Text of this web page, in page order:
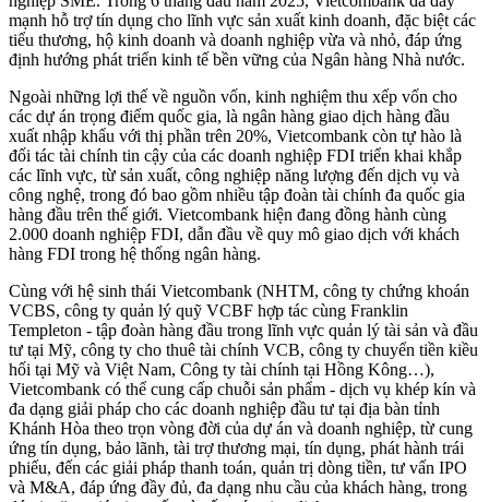
mạnh hỗ trợ tín dụng cho lĩnh vực sản xuất kinh doanh, đặc biệt các
tiểu thương, hộ kinh doanh và doanh nghiệp vừa và nhỏ, đáp ứng
định hướng phát triển kinh tế bền vững của Ngân hàng Nhà nước.
Ngoài những lợi thế về nguồn vốn, kinh nghiệm thu xếp vốn cho
các dự án trọng điểm quốc gia, là ngân hàng giao dịch hàng đầu
xuất nhập khẩu với thị phần trên 20%, Vietcombank còn tự hào là
đối tác tài chính tin cậy của các doanh nghiệp FDI triển khai khắp
các lĩnh vực, từ sản xuất, công nghiệp năng lượng đến dịch vụ và
công nghệ, trong đó bao gồm nhiều tập đoàn tài chính đa quốc gia
hàng đầu trên thế giới. Vietcombank hiện đang đồng hành cùng
2.000 doanh nghiệp FDI, dẫn đầu về quy mô giao dịch với khách
hàng FDI trong hệ thống ngân hàng.
Cùng với hệ sinh thái Vietcombank (NHTM, công ty chứng khoán
VCBS, công ty quản lý quỹ VCBF hợp tác cùng Franklin
Templeton - tập đoàn hàng đầu trong lĩnh vực quản lý tài sản và đầu
tư tại Mỹ, công ty cho thuê tài chính VCB, công ty chuyển tiền kiều
hối tại Mỹ và Việt Nam, Công ty tài chính tại Hồng Kông…),
Vietcombank có thể cung cấp chuỗi sản phẩm - dịch vụ khép kín và
đa dạng giải pháp cho các doanh nghiệp đầu tư tại địa bàn tỉnh
Khánh Hòa theo trọn vòng đời của dự án và doanh nghiệp, từ cung
ứng tín dụng, bảo lãnh, tài trợ thương mại, tín dụng, phát hành trái
phiếu, đến các giải pháp thanh toán, quản trị dòng tiền, tư vấn IPO
và M&A, đáp ứng đầy đủ, đa dạng nhu cầu của khách hàng, trong